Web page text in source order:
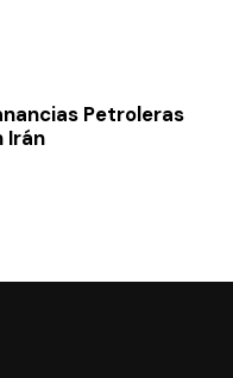
Petroleras
Irán